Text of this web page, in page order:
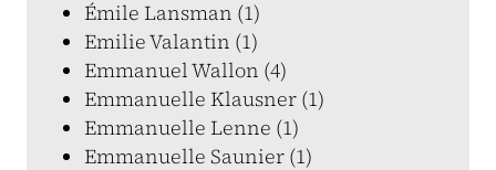
Émile Lansman (1)
Emilie Valantin (1)
Emmanuel Wallon (4)
Emmanuelle Klausner (1)
Emmanuelle Lenne (1)
Emmanuelle Saunier (1)